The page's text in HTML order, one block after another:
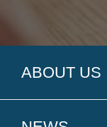
ABOUT US